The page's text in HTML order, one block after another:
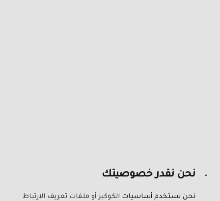
نحن نقدر خصوصيتك
نحن نستخدم أساسيات الكوكيز أو ملفات تعريف الارتباط